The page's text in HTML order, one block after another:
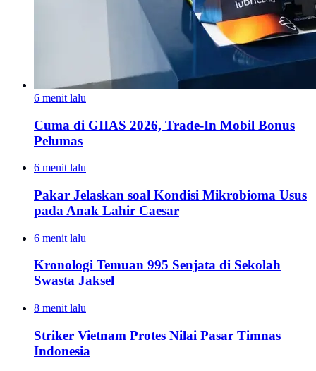
6 menit lalu
Cuma di GIIAS 2026, Trade-In Mobil Bonus
Pelumas
6 menit lalu
Pakar Jelaskan soal Kondisi Mikrobioma Usus
pada Anak Lahir Caesar
6 menit lalu
Kronologi Temuan 995 Senjata di Sekolah
Swasta Jaksel
8 menit lalu
Striker Vietnam Protes Nilai Pasar Timnas
Indonesia